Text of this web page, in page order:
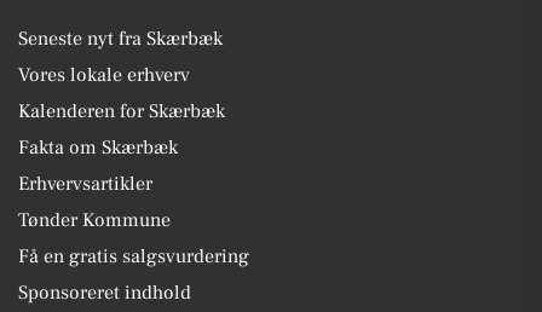
Seneste nyt fra Skærbæk
Vores lokale erhverv
Kalenderen for Skærbæk
Fakta om Skærbæk
Erhvervsartikler
Tønder Kommune
Få en gratis salgsvurdering
Sponsoreret indhold